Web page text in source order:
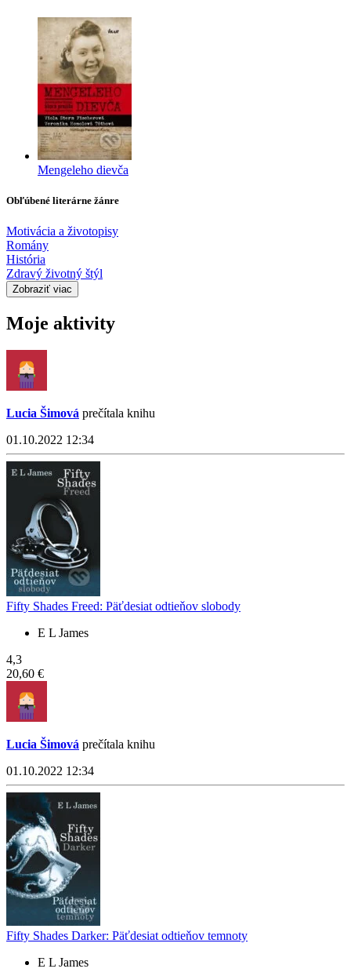
Mengeleho dievča
Obľúbené literárne žánre
Motivácia a životopisy
Romány
História
Zdravý životný štýl
Zobraziť viac
Moje aktivity
Lucia Šimová prečítala knihu
01.10.2022 12:34
Fifty Shades Freed: Päťdesiat odtieňov slobody
E L James
4,3
20,60 €
Lucia Šimová prečítala knihu
01.10.2022 12:34
Fifty Shades Darker: Päťdesiat odtieňov temnoty
E L James